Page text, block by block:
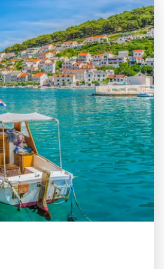
die Vielfalt der Natur zu
Schätze zu entdecken und die
zu genießen, die von frischen
Rezepten geprägt ist. Die
Landschaften,
einer Vielzahl von Aktivitäten
unvergesslichen Ziel für
dominiert wird. Die Hauptstadt
angebunden und dient
für Erkundungen des Landes.
macht es zu einem idealen
die Schönheit der Natur und die
Region erkunden möchten. Die
Geografie, der
den vielfältigen
Albanien zu einem
für jeden Besucher.